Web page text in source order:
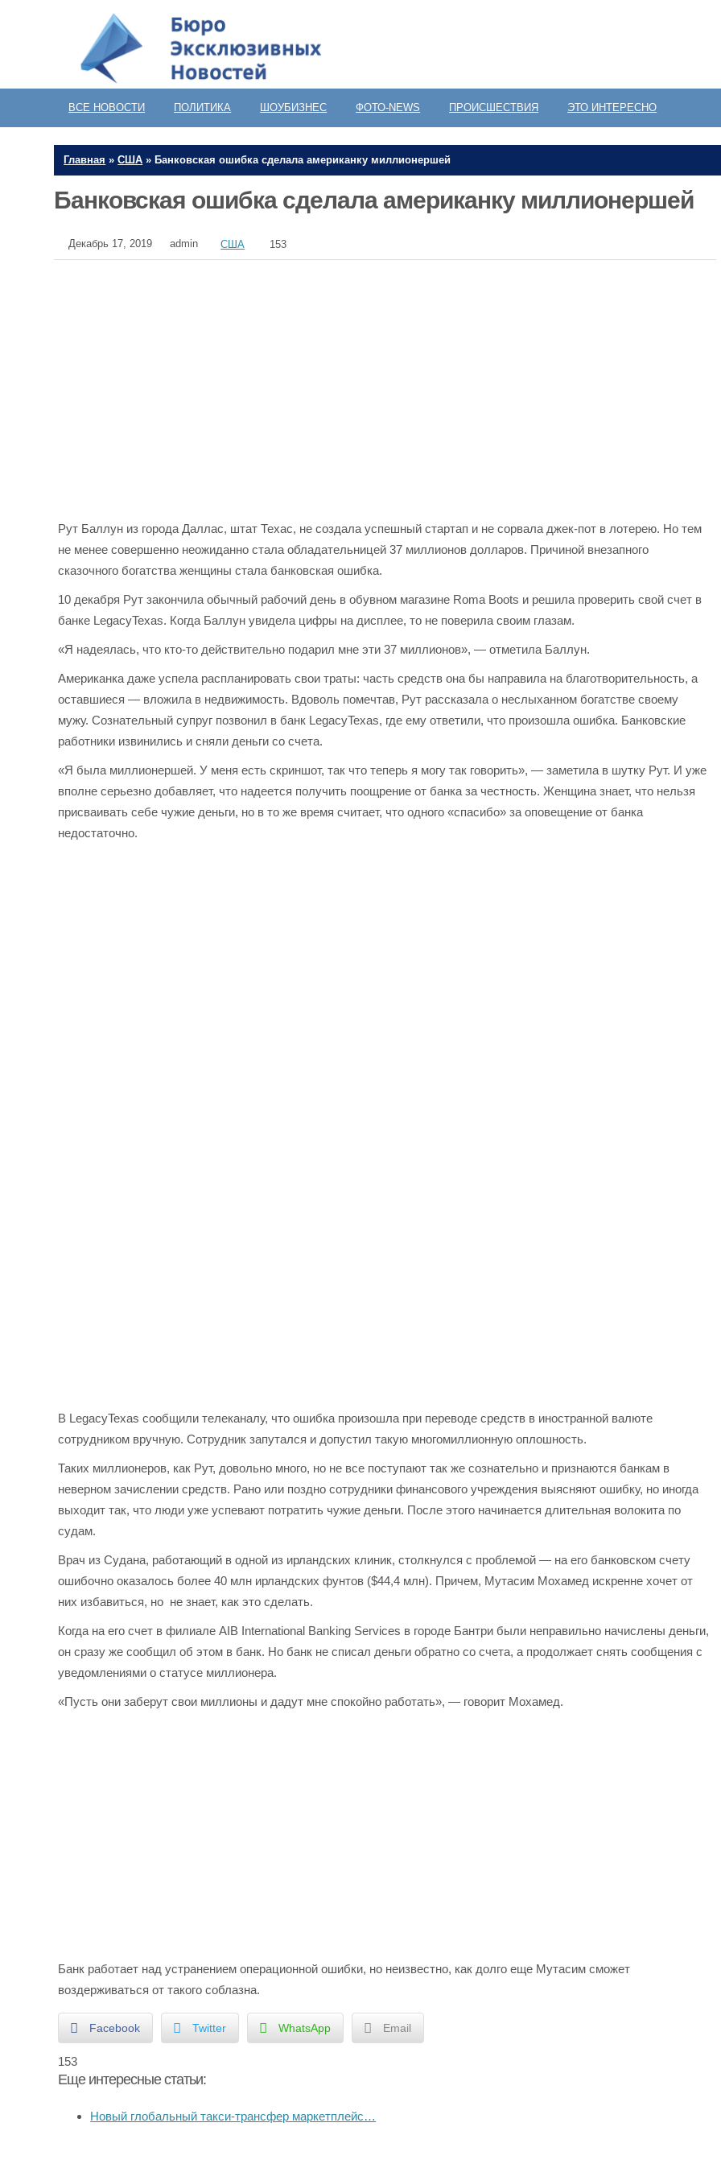
ВСЕ НОВОСТИ ПОЛИТИКА ШОУБИЗНЕС ФОТО-NEWS ПРОИСШЕСТВИЯ ЭТО ИНТЕРЕСНО
Главная »США » Банковская ошибка сделала американку миллионершей
Банковская ошибка сделала американку миллионершей
Декабрь 17, 2019 admin США 153
Рут Баллун из города Даллас, штат Техас, не создала успешный стартап и не сорвала джек-пот в лотерею. Но тем
не менее совершенно неожиданно стала обладательницей 37 миллионов долларов. Причиной внезапного
сказочного богатства женщины стала банковская ошибка.
10 декабря Рут закончила обычный рабочий день в обувном магазине Roma Boots и решила проверить свой счет в
банке LegacyTexas. Когда Баллун увидела цифры на дисплее, то не поверила своим глазам.
«Я надеялась, что кто-то действительно подарил мне эти 37 миллионов», — отметила Баллун.
Американка даже успела распланировать свои траты: часть средств она бы направила на благотворительность, а
оставшиеся — вложила в недвижимость. Вдоволь помечтав, Рут рассказала о неслыханном богатстве своему
мужу. Сознательный супруг позвонил в банк LegacyTexas, где ему ответили, что произошла ошибка. Банковские
работники извинились и сняли деньги со счета.
«Я была миллионершей. У меня есть скриншот, так что теперь я могу так говорить», — заметила в шутку Рут. И уже
вполне серьезно добавляет, что надеется получить поощрение от банка за честность. Женщина знает, что нельзя
присваивать себе чужие деньги, но в то же время считает, что одного «спасибо» за оповещение от банка
недостаточно.
В LegacyTexas сообщили телеканалу, что ошибка произошла при переводе средств в иностранной валюте
сотрудником вручную. Сотрудник запутался и допустил такую многомиллионную оплошность.
Таких миллионеров, как Рут, довольно много, но не все поступают так же сознательно и признаются банкам в
неверном зачислении средств. Рано или поздно сотрудники финансового учреждения выясняют ошибку, но иногда
выходит так, что люди уже успевают потратить чужие деньги. После этого начинается длительная волокита по
судам.
Врач из Судана, работающий в одной из ирландских клиник, столкнулся с проблемой — на его банковском счету
ошибочно оказалось более 40 млн ирландских фунтов ($44,4 млн). Причем, Мутасим Мохамед искренне хочет от
них избавиться, но не знает, как это сделать.
Когда на его счет в филиале AIB International Banking Services в городе Бантри были неправильно начислены деньги,
он сразу же сообщил об этом в банк. Но банк не списал деньги обратно со счета, а продолжает снять сообщения с
уведомлениями о статусе миллионера.
«Пусть они заберут свои миллионы и дадут мне спокойно работать», — говорит Мохамед.
Банк работает над устранением операционной ошибки, но неизвестно, как долго еще Мутасим сможет
воздерживаться от такого соблазна.
Facebook Twitter WhatsApp Email
153
Еще интересные статьи:
Новый глобальный такси-трансфер маркетплейс…